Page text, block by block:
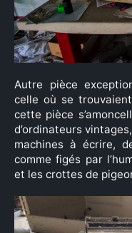
Autre pièce
celle où se
cette pièce
d’ordinateurs
machines à écrire,
comme figés par
et les crottes de